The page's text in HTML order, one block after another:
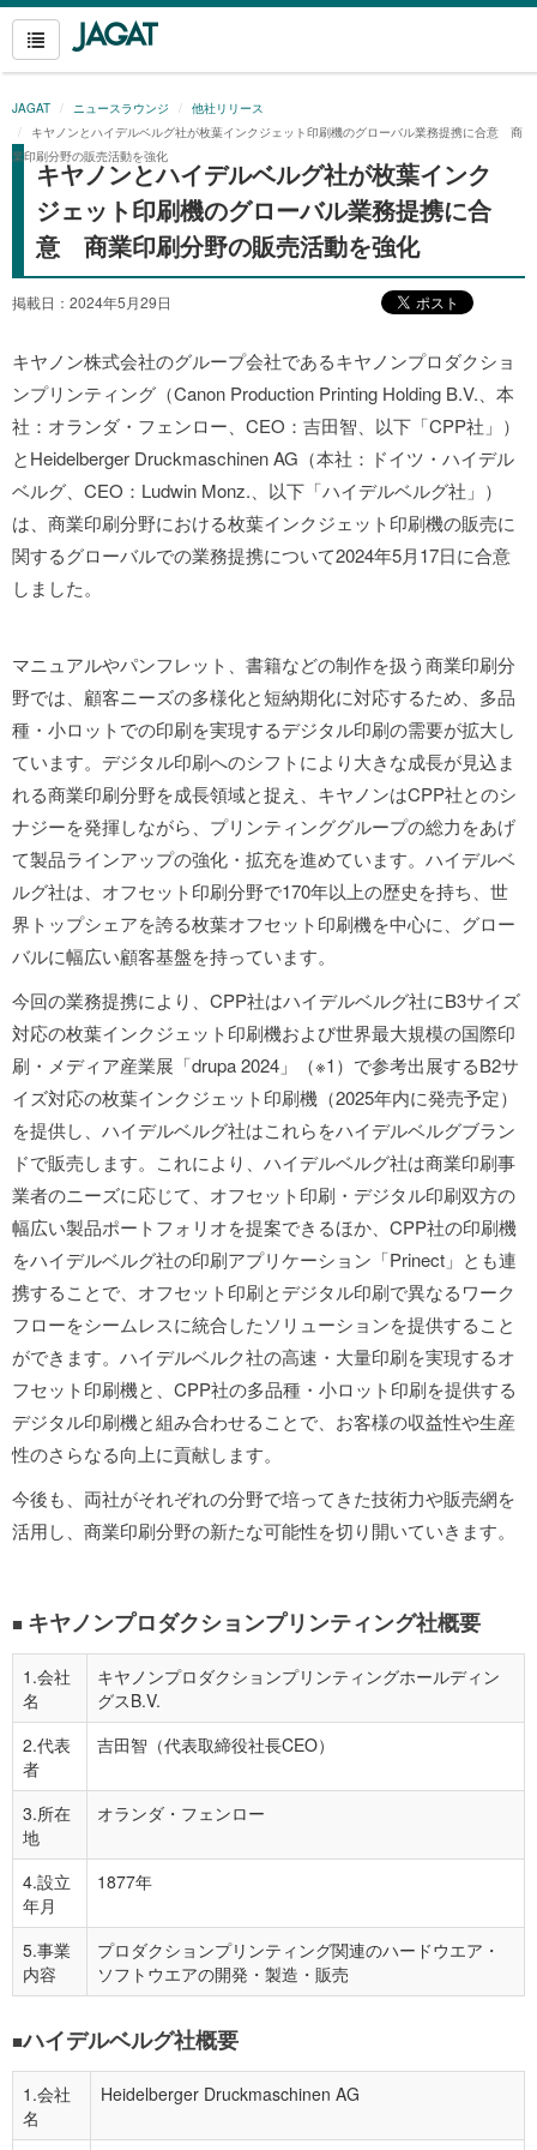
JAGAT ニュースラウンジ
他社リリース
キヤノンとハイデルベルグ社が枚葉インクジェット印刷機のグローバル業務提携に合意 商
業印刷分野の販売活動を強化
キヤノンとハイデルベルグ社が枚葉インク
ジェット印刷機のグローバル業務提携に合
意 商業印刷分野の販売活動を強化
掲載日：2024年5月29日
キヤノン株式会社のグループ会社であるキヤノンプロダクショ
ンプリンティング（Canon Production Printing Holding B.V.、本
社：オランダ・フェンロー、CEO：吉田智、以下「CPP社」）
とHeidelberger Druckmaschinen AG（本社：ドイツ・ハイデル
ベルグ、CEO：Ludwin Monz.、以下「ハイデルベルグ社」）
は、商業印刷分野における枚葉インクジェット印刷機の販売に
関するグローバルでの業務提携について2024年5月17日に合意
しました。
マニュアルやパンフレット、書籍などの制作を扱う商業印刷分
野では、顧客ニーズの多様化と短納期化に対応するため、多品
種・小ロットでの印刷を実現するデジタル印刷の需要が拡大し
ています。デジタル印刷へのシフトにより大きな成長が見込ま
れる商業印刷分野を成長領域と捉え、キヤノンはCPP社とのシ
ナジーを発揮しながら、プリンティンググループの総力をあげ
て製品ラインアップの強化・拡充を進めています。ハイデルベ
ルグ社は、オフセット印刷分野で170年以上の歴史を持ち、世
界トップシェアを誇る枚葉オフセット印刷機を中心に、グロー
バルに幅広い顧客基盤を持っています。
今回の業務提携により、CPP社はハイデルベルグ社にB3サイズ
対応の枚葉インクジェット印刷機および世界最大規模の国際印
刷・メディア産業展「drupa 2024」（※1）で参考出展するB2サ
イズ対応の枚葉インクジェット印刷機（2025年内に発売予定）
を提供し、ハイデルベルグ社はこれらをハイデルベルグブラン
ドで販売します。これにより、ハイデルベルグ社は商業印刷事
業者のニーズに応じて、オフセット印刷・デジタル印刷双方の
幅広い製品ポートフォリオを提案できるほか、CPP社の印刷機
をハイデルベルグ社の印刷アプリケーション「Prinect」とも連
携することで、オフセット印刷とデジタル印刷で異なるワーク
フローをシームレスに統合したソリューションを提供すること
ができます。ハイデルベルク社の高速・大量印刷を実現するオ
フセット印刷機と、CPP社の多品種・小ロット印刷を提供する
デジタル印刷機と組み合わせることで、お客様の収益性や生産
性のさらなる向上に貢献します。
今後も、両社がそれぞれの分野で培ってきた技術力や販売網を
活用し、商業印刷分野の新たな可能性を切り開いていきます。
■ キヤノンプロダクションプリンティング社概要
1.会社
名
キヤノンプロダクションプリンティングホールディン
グスB.V.
2.代表
者
吉田智（代表取締役社長CEO）
3.所在
地
オランダ・フェンロー
4.設立
年月
1877年
5.事業
内容
プロダクションプリンティング関連のハードウエア・
ソフトウエアの開発・製造・販売
■ハイデルベルグ社概要
1.会社
名
Heidelberger Druckmaschinen AG